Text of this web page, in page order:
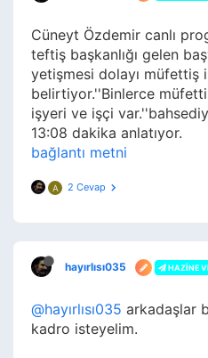
Cüneyt Özdemir canlı
teftiş başkanlığı gelen
yetişmesi dolayı müfettiş
belirtiyor.''Binlerce
işyeri ve işçi
13:08 dakika anlatıyor.
bağlantı metni
A 2 Cevap
hayırlısı035 HAZINE VE
@hayırlısı035 arkadaşlar
kadro isteyelim.